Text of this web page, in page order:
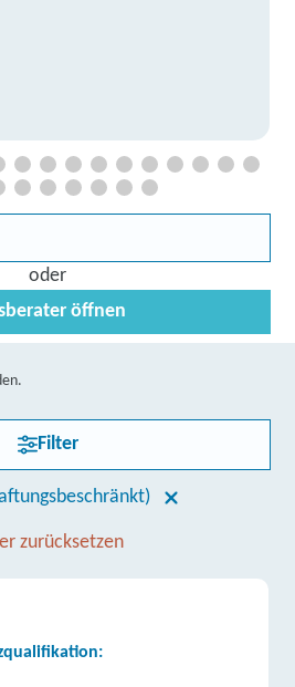
oder
öffnen
Filter
zurücksetzen